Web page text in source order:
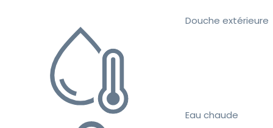
Douche extérieure
Eau chaude